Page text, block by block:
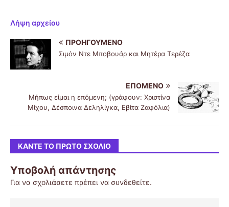
Λήψη αρχείου
ΠΡΟΗΓΟΎΜΕΝΟ
Σιμόν Ντε Μποβουάρ και Μητέρα Τερέζα
ΕΠΌΜΕΝΟ
Μήπως είμαι η επόμενη; (γράφουν: Χριστίνα
Μίχου, Δέσποινα Δεληλίγκα, Εβίτα Ζαφόλια)
ΚΆΝΤΕ ΤΟ ΠΡΏΤΟ ΣΧΌΛΙΟ
Υποβολή απάντησης
Για να σχολιάσετε πρέπει να συνδεθείτε.